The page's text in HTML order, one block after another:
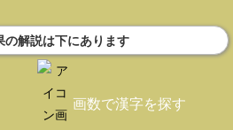
解説は下にあります
画数で漢字を探す